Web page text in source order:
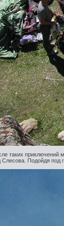
таких приключений
Слесова. Подойдя под